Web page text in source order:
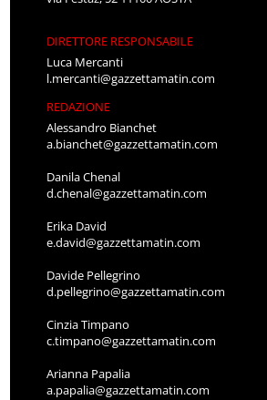
DIRETTORE RESPONSABILE
Luca Mercanti
l.mercanti@gazzettamatin.com
REDAZIONE
Alessandro Bianchet
a.bianchet@gazzettamatin.com
Danila Chenal
d.chenal@gazzettamatin.com
Erika David
e.david@gazzettamatin.com
Davide Pellegrino
d.pellegrino@gazzettamatin.com
Cinzia Timpano
c.timpano@gazzettamatin.com
Arianna Papalia
a.papalia@gazzettamatin.com